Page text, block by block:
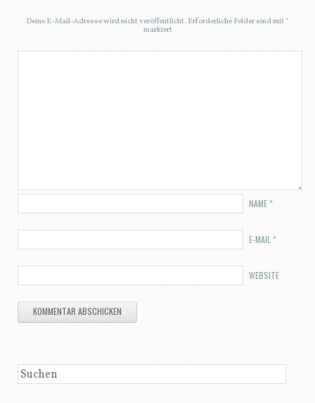
Deine E-Mail-Adresse wird nicht veröffentlicht. Erforderliche Felder sind mit*
markiert
NAME*
E-MAIL *
WEBSITE
SUCHEN